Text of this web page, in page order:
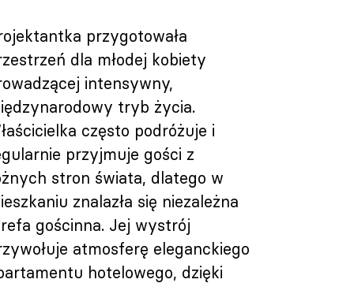
przygotowała
dla młodej kobiety
intensywny,
tryb życia.
często podróżuje i
przyjmuje gości z
stron świata, dlatego w
znalazła się niezależna
gościnna. Jej wystrój
atmosferę eleganckiego
hotelowego, dzięki